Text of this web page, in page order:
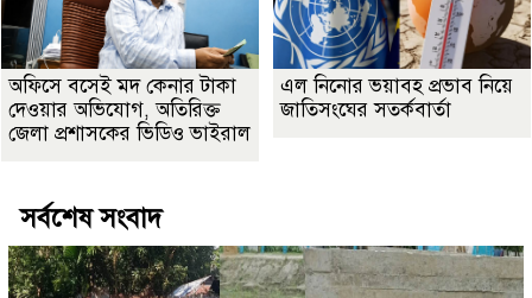
অফিসে বসেই মদ কেনার টাকা
দেওয়ার অভিযোগ, অতিরিক্ত
জেলা প্রশাসকের ভিডিও ভাইরাল
এল নিনোর ভয়াবহ প্রভাব নিয়ে
জাতিসংঘের সতর্কবার্তা
সর্বশেষ সংবাদ